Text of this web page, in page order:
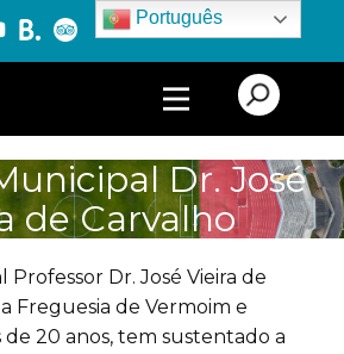
Português
Dr. José
de Carvalho
Professor Dr. José Vieira de
Freguesia de Vermoim e
20 anos, tem sustentado a